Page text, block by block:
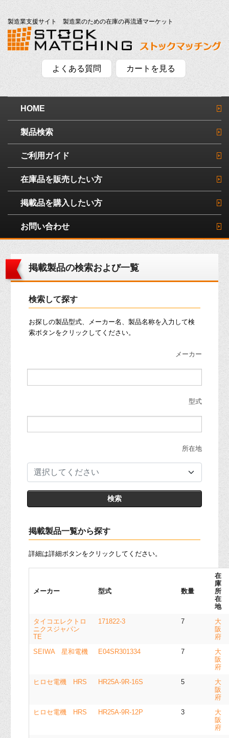
製造業支援サイト 製造業のための在庫の再流通マーケット
よくある質問 カートを見る
HOME
製品検索
ご利用ガイド
在庫品を販売したい方
掲載品を購入したい方
お問い合わせ
掲載製品の検索および一覧
検索して探す
お探しの製品型式、メーカー名、製品名称を入力して検
索ボタンをクリックしてください。
メーカー
型式
所在地
選択してください
掲載製品一覧から探す
詳細は詳細ボタンをクリックしてください。
メーカー 型式 数量
在
庫
所
在
地
タイコエレクトロ
ニクスジャパン
TE
171822-3 7
大
阪
府
SEIWA 星和電機
E04SR301334 7
大
阪
府
ヒロセ電機 HRS
HR25A-9R-16S 5
大
阪
府
ヒロセ電機 HRS
HR25A-9R-12P 3
大
阪
府